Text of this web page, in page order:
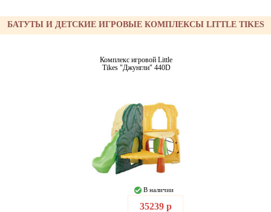
БАТУТЫ И ДЕТСКИЕ ИГРОВЫЕ КОМПЛЕКСЫ LITTLE TIKES
Комплекс игровой Little
Tikes "Джунгли" 440D
В наличии
35239 р